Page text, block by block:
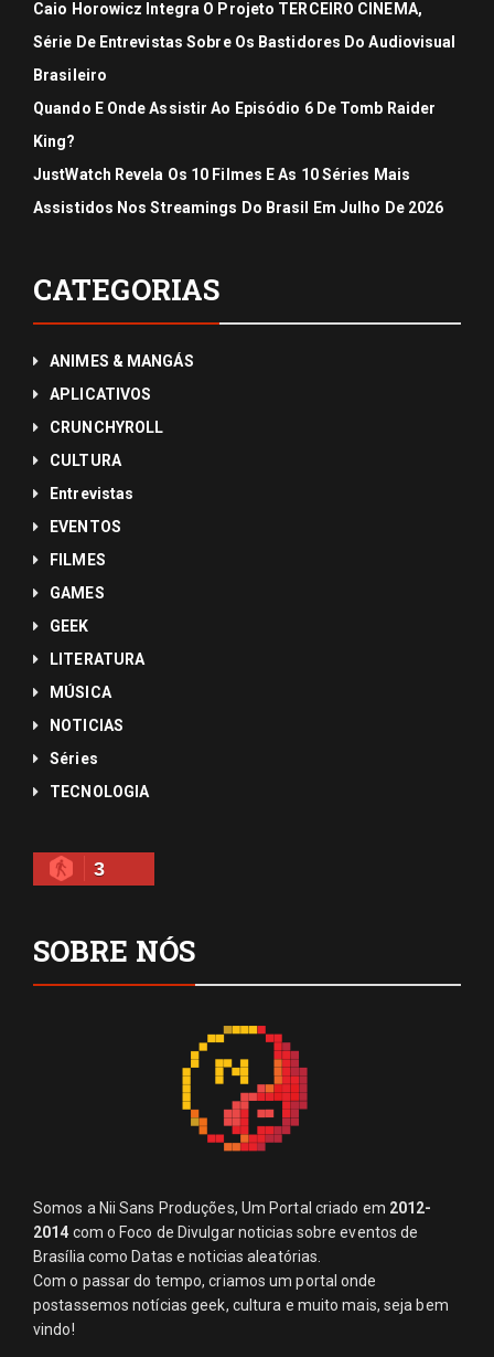
Caio Horowicz Integra O Projeto TERCEIRO CINEMA,
Série De Entrevistas Sobre Os Bastidores Do Audiovisual
Brasileiro
Quando E Onde Assistir Ao Episódio 6 De Tomb Raider
King?
JustWatch Revela Os 10 Filmes E As 10 Séries Mais
Assistidos Nos Streamings Do Brasil Em Julho De 2026
CATEGORIAS
ANIMES & MANGÁS
APLICATIVOS
CRUNCHYROLL
CULTURA
Entrevistas
EVENTOS
FILMES
GAMES
GEEK
LITERATURA
MÚSICA
NOTICIAS
Séries
TECNOLOGIA
3
SOBRE NÓS
Somos a Nii Sans Produções, Um Portal criado em 2012-
2014 com o Foco de Divulgar noticias sobre eventos de
Brasília como Datas e noticias aleatórias.
Com o passar do tempo, criamos um portal onde
postassemos notícias geek, cultura e muito mais, seja bem
vindo!